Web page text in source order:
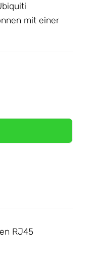
mit einer
RJ45